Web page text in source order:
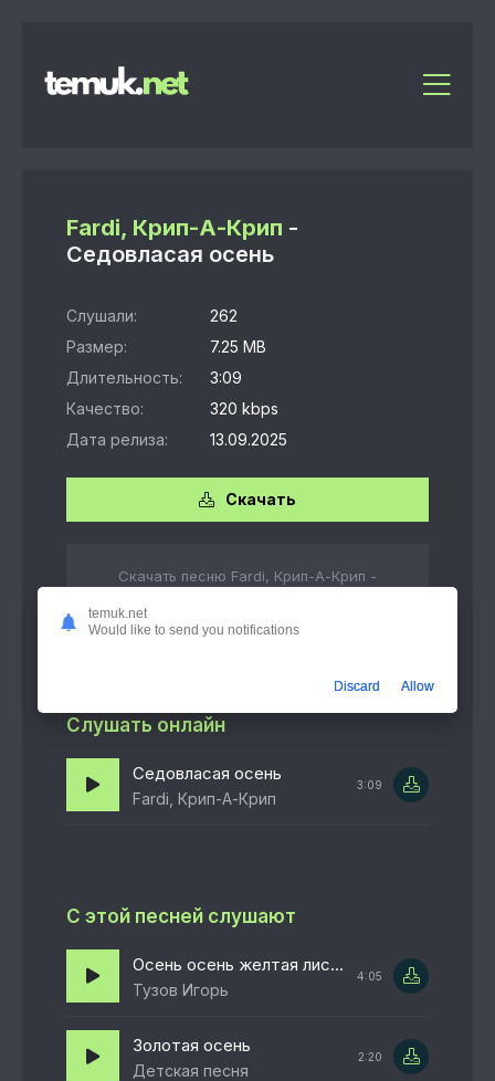
Fardi, Крип-А-Крип -
Седовласая осень
Слушали:
262
Размер:
7.25 MB
Длительность:
3:09
Качество:
320 kbps
Дата релиза:
13.09.2025
Скачать
Скачать песню Fardi, Крип-А-Крип -
mp3 или слушать в качестве 320 kbps
Слушать онлайн
Седовласая осень
Fardi, Крип-А-Крип
3:09
С этой песней слушают
Осень осень желтая листва
Тузов Игорь
4:05
Золотая осень
Детская песня
2:20
temuk.net
Would like to send you notifications
Discard Allow